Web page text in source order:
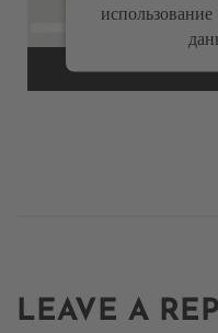
LEAVE A